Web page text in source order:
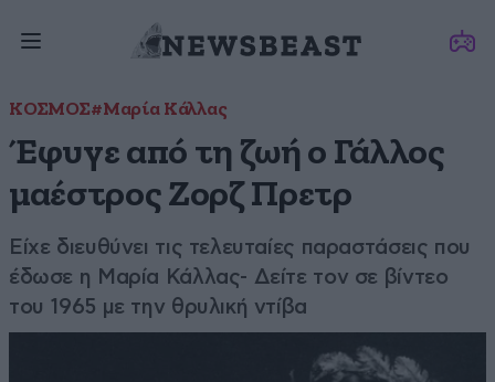
ΚΟΣΜΟΣ#Μαρία Κάλλας
Έφυγε από τη ζωή ο Γάλλος
μαέστρος Ζορζ Πρετρ
Είχε διευθύνει τις τελευταίες παραστάσεις που
έδωσε η Μαρία Κάλλας- Δείτε τον σε βίντεο
του 1965 με την θρυλική ντίβα